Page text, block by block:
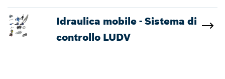
Idraulica mobile - Sistema di
controllo LUDV